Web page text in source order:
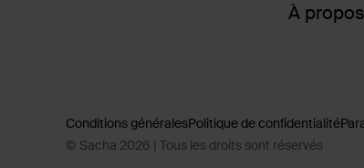
À
Conditions généralesPolitique de confidentialité
© Sacha 2026 | Tous les droits sont réservés